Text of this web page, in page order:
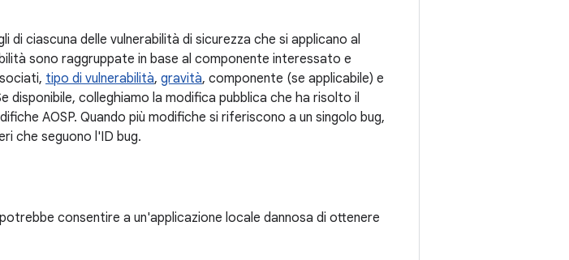
di ciascuna delle vulnerabilità di sicurezza che si applicano al
sono raggruppate in base al componente interessato e
tipo di vulnerabilità, gravità, componente (se applicabile) e
disponibile, colleghiamo la modifica pubblica che ha risolto il
AOSP. Quando più modifiche si riferiscono a un singolo bug,
che seguono l'ID bug.
consentire a un'applicazione locale dannosa di ottenere